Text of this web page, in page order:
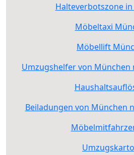
Halteverbotszone
Möbeltaxi
Möbellift
Umzugshelfer von München
Beiladungen von München